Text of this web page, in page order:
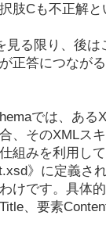
肢Cも不正解
見る限り、後は
正答につなが
では、ある
、そのXMLス
組みを利用し
》に定義さ
けです。具体
、要素